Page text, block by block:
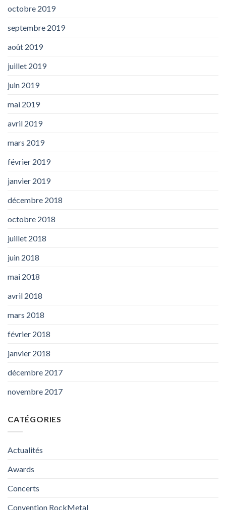
octobre 2019
septembre 2019
août 2019
juillet 2019
juin 2019
mai 2019
avril 2019
mars 2019
février 2019
janvier 2019
décembre 2018
octobre 2018
juillet 2018
juin 2018
mai 2018
avril 2018
mars 2018
février 2018
janvier 2018
décembre 2017
novembre 2017
CATÉGORIES
Actualités
Awards
Concerts
Convention RockMetal